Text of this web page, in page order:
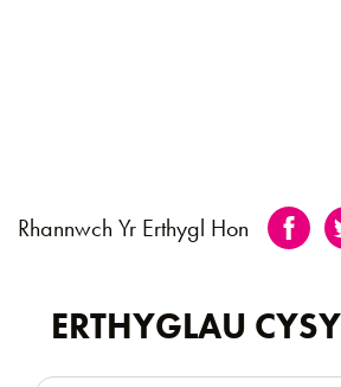
Rhannwch Yr Erthygl Hon
ERTHYGLAU